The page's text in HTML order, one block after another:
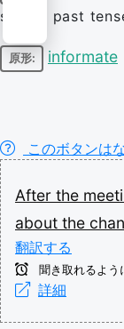
simple past
原形: informate
このボタンは
After the
about the
翻訳する
聞き取れるよう
詳細